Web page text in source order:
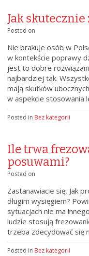
Jak skutecznie
Posted on
Nie brakuje osób w
w kontekście poprawy
jest to dobre
najbardziej tak.
mają skutków
w aspekcie stosowania
Posted in Bez kategorii
Ile trwa
posuwami?
Posted on
Zastanawiacie się, Jak
długim wysięgiem?
sytuacjach nie ma
ludzie stosują
trzeba zdecydować się
Posted in Bez kategorii